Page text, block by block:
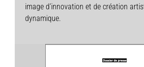
image d’innovation et de création
dynamique.